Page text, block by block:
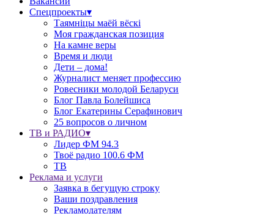
Спецпроекты▾
Таямніцы маёй вёскі
Моя гражданская позиция
На камне веры
Время и люди
Дети – дома!
Журналист меняет профессию
Ровесники молодой Беларуси
Блог Павла Болейшиса
Блог Екатерины Серафинович
25 вопросов о личном
ТВ и РАДИО▾
Лидер ФМ 94.3
Твоё радио 100.6 ФМ
ТВ
Реклама и услуги
Заявка в бегущую строку
Ваши поздравления
Рекламодателям